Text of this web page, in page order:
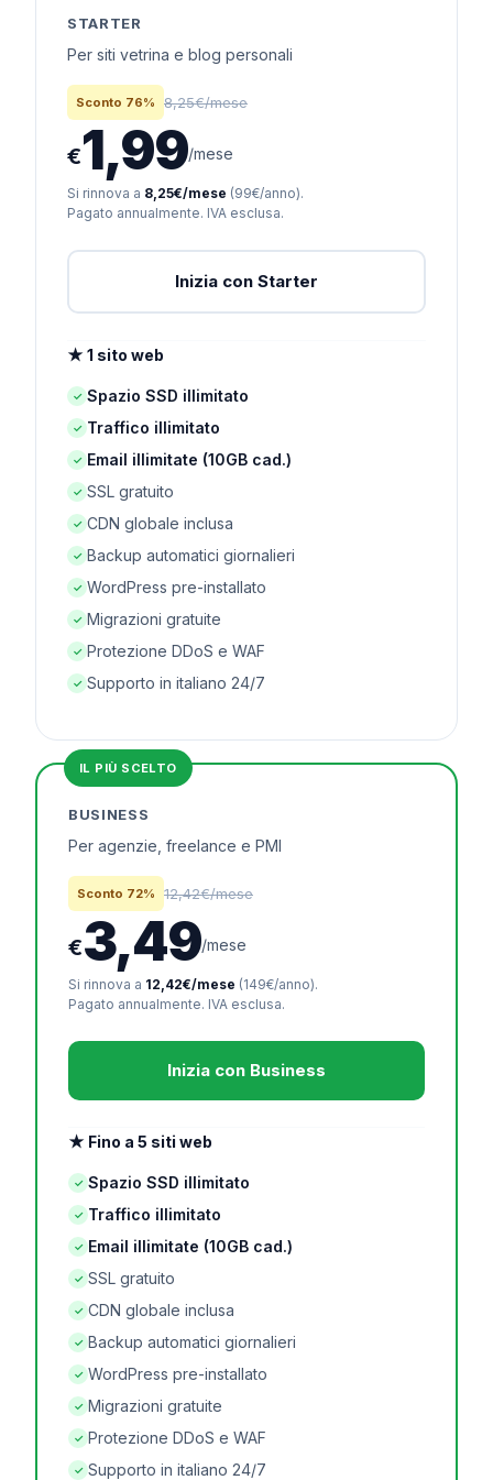
STARTER
Per siti vetrina e blog personali
Sconto 76% 8,25€/mese
€1,99/mese
Si rinnova a 8,25€/mese (99€/anno).
Pagato annualmente. IVA esclusa.
Inizia con Starter
★ 1 sito web
✓ Spazio SSD illimitato
✓ Traffico illimitato
✓ Email illimitate (10GB cad.)
✓ SSL gratuito
✓ CDN globale inclusa
✓ Backup automatici giornalieri
✓ WordPress pre-installato
✓ Migrazioni gratuite
✓ Protezione DDoS e WAF
✓ Supporto in italiano 24/7
IL PIÙ SCELTO
BUSINESS
Per agenzie, freelance e PMI
Sconto 72% 12,42€/mese
€3,49/mese
Si rinnova a 12,42€/mese (149€/anno).
Pagato annualmente. IVA esclusa.
Inizia con Business
★ Fino a 5 siti web
✓ Spazio SSD illimitato
✓ Traffico illimitato
✓ Email illimitate (10GB cad.)
✓ SSL gratuito
✓ CDN globale inclusa
✓ Backup automatici giornalieri
✓ WordPress pre-installato
✓ Migrazioni gratuite
✓ Protezione DDoS e WAF
✓ Supporto in italiano 24/7